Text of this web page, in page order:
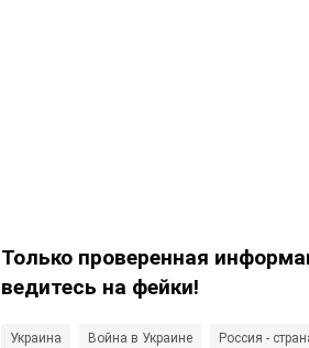
Только проверенная
ведитесь на фейки!
Украина Война в Украине Россия -